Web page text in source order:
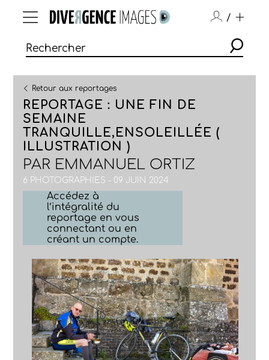
/
Retour aux reportages
REPORTAGE : UNE FIN DE
SEMAINE
TRANQUILLE,ENSOLEILLÉE (
ILLUSTRATION )
PAR EMMANUEL ORTIZ
6 PHOTOGRAPHIES - 09 JUIN 2024
Accédez à
l’intégralité du
reportage en vous
connectant ou en
créant un compte.